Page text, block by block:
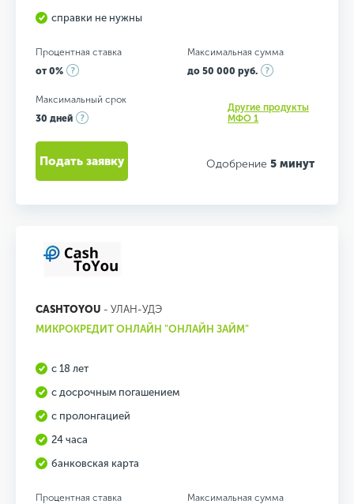
справки не нужны
Процентная ставка
от 0%
Максимальная сумма
до 50 000 руб.
Максимальный срок
30 дней
Другие продукты
МФО 1
Одобрение 5 минут
Подать заявку
CASHTOYOU - УЛАН-УДЭ
МИКРОКРЕДИТ ОНЛАЙН "ОНЛАЙН ЗАЙМ"
с 18 лет
с досрочным погашением
с пролонгацией
24 часа
банковская карта
Процентная ставка
Максимальная сумма